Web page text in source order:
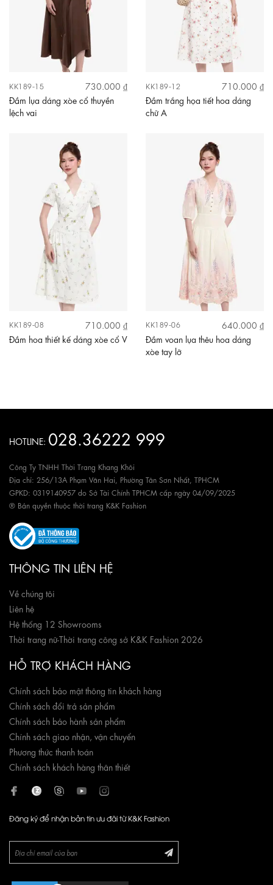
KK189-15
730.000 ₫
Đầm lụa dáng xòe cổ thuyền
lệch vai
KK189-12
710.000 ₫
Đầm trắng họa tiết hoa dáng
chữ A
KK189-08
710.000 ₫
Đầm hoa thiết kế dáng xòe cổ V
KK189-06
640.000 ₫
Đầm voan lụa thêu hoa dáng
xòe tay lỡ
HOTLINE: 028.36222 999
Công Ty TNHH Thời Trang Khang Khôi
Địa chỉ: 256/13A Phạm Văn Hai, Phường Tân Sơn Nhất, TPHCM
GPKD: 0319140957 do Sở Tài Chính TPHCM cấp ngày 04/09/2025
® Bản quyền thuộc thời trang K&K Fashion
THÔNG TIN LIÊN HỆ
Về chúng tôi
Liên hệ
Hệ thống 12 Showrooms
Thời trang nữ-Thời trang công sở K&K Fashion 2026
HỖ TRỢ KHÁCH HÀNG
Chính sách bảo mật thông tin khách hàng
Chính sách đổi trả sản phẩm
Chính sách bảo hành sản phẩm
Chính sách giao nhận, vận chuyển
Phương thức thanh toán
Chính sách khách hàng thân thiết
Đăng ký để nhận bản tin ưu đãi từ K&K Fashion